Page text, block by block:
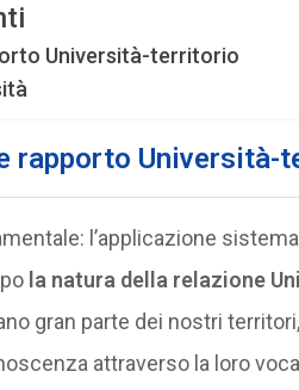
Università-territorio
rapporto Università-
l’applicazione
la natura della relazione
gran parte dei nostri
attraverso la loro